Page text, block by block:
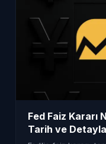
Fed Faiz Kararı
Tarih ve